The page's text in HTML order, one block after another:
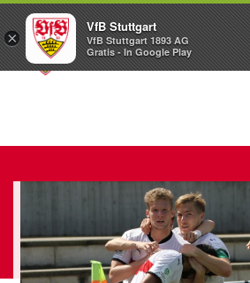
×
VfB Stuttgart
VfB Stuttgart 1893 AG
Gratis - In Google Play